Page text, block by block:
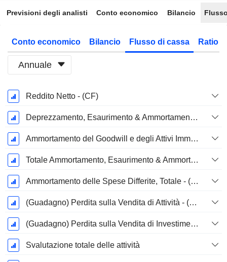
Previsioni degli analisti Conto economico Bilancio
Conto economico Bilancio Flusso di cassa Ratio
Annuale
Periodo
Fiscale:
Ottobre
Reddito Netto - (CF)
Deprezzamento, Esaurimento & Ammortamento - (Specifico del Modello)
Ammortamento del Goodwill e degli Attivi Immateriale - (CF)
Totale Ammortamento, Esaurimento & Ammortamento - (Specifico al Modello)
Ammortamento delle Spese Differite, Totale - (Specifico del Modello)
(Guadagno) Perdita sulla Vendita di Attività - (CF)
(Guadagno) Perdita sulla Vendita di Investimenti - (CF)
Svalutazione totale delle attività